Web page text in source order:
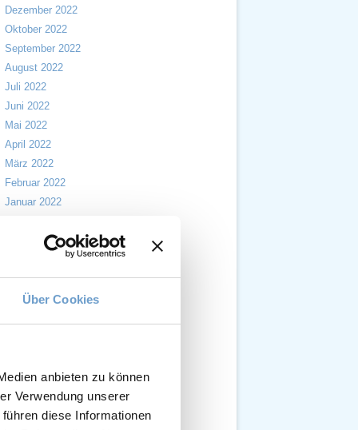
Über Cookies
anbieten zu können
Verwendung unserer
diese Informationen
Dezember 2022
Oktober 2022
September 2022
August 2022
Juli 2022
Juni 2022
Mai 2022
April 2022
März 2022
Februar 2022
Januar 2022
November 2021
Oktober 2021
September 2021
August 2021
April 2021
März 2021
Februar 2021